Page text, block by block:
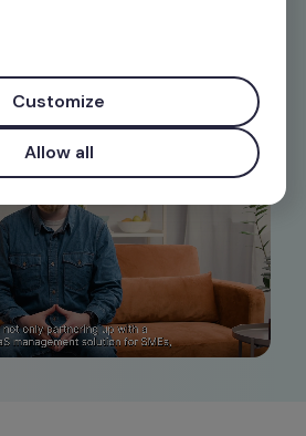
partnerem
Customize
Allow all